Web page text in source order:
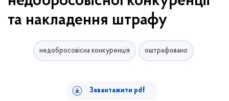
та накладення штрафу
недобросовісна конкуренція оштрафовано
Завантажити pdf